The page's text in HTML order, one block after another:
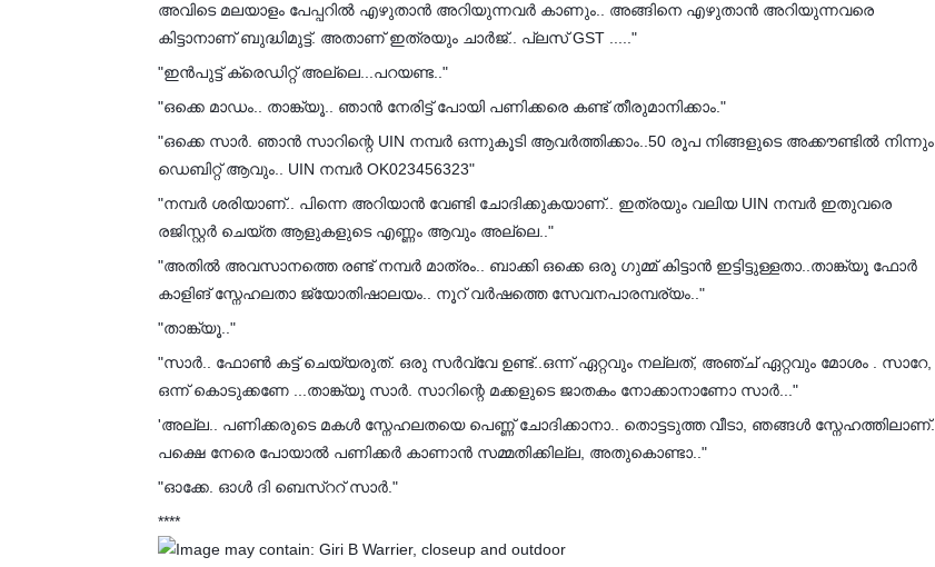
അവിടെ മലയാളം പേപ്പറിൽ എഴുതാൻ അറിയുന്നവർ കാണും.. അങ്ങിനെ എഴുതാൻ അറിയുന്നവരെ
കിട്ടാനാണ് ബുദ്ധിമുട്ട്. അതാണ് ഇത്രയും ചാർജ്.. പ്ലസ് GST ....."
"ഇൻപുട്ട് ക്രെഡിറ്റ് അല്ലെ...പറയണ്ട.."
"ഒക്കെ മാഡം.. താങ്ക്യൂ.. ഞാൻ നേരിട്ട് പോയി പണിക്കരെ കണ്ട് തീരുമാനിക്കാം."
"ഒക്കെ സാർ. ഞാൻ സാറിന്റെ UIN നമ്പർ ഒന്നുകൂടി ആവർത്തിക്കാം..50 രൂപ നിങ്ങളുടെ അക്കൗണ്ടിൽ നിന്നും
ഡെബിറ്റ് ആവും.. UIN നമ്പർ OK023456323"
"നമ്പർ ശരിയാണ്.. പിന്നെ അറിയാൻ വേണ്ടി ചോദിക്കുകയാണ്.. ഇത്രയും വലിയ UIN നമ്പർ ഇതുവരെ
രജിസ്റ്റർ ചെയ്ത ആളുകളുടെ എണ്ണം ആവും അല്ലെ.."
"അതിൽ അവസാനത്തെ രണ്ട് നമ്പർ മാത്രം.. ബാക്കി ഒക്കെ ഒരു ഗുമ്മ് കിട്ടാൻ ഇട്ടിട്ടുള്ളതാ..താങ്ക്യൂ ഫോർ
കാളിങ് സ്നേഹലതാ ജ്യോതിഷാലയം.. നൂറ് വർഷത്തെ സേവനപാരമ്പര്യം.."
"താങ്ക്യൂ.."
"സാർ.. ഫോൺ കട്ട് ചെയ്യരുത്. ഒരു സർവ്വേ ഉണ്ട്..ഒന്ന് ഏറ്റവും നല്ലത്, അഞ്ച് ഏറ്റവും മോശം . സാറേ,
ഒന്ന് കൊടുക്കണേ ...താങ്ക്യൂ സാർ. സാറിന്റെ മക്കളുടെ ജാതകം നോക്കാനാണോ സാർ..."
'അല്ല.. പണിക്കരുടെ മകൾ സ്നേഹലതയെ പെണ്ണ് ചോദിക്കാനാ.. തൊട്ടടുത്ത വീടാ, ഞങ്ങൾ സ്നേഹത്തിലാണ്.
പക്ഷെ നേരെ പോയാൽ പണിക്കർ കാണാൻ സമ്മതിക്കില്ല, അതുകൊണ്ടാ.."
"ഓക്കേ. ഓൾ ദി ബെസ്ററ് സാർ."
****